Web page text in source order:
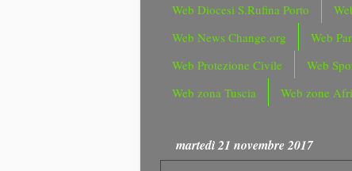
Web Diocesi S.Rufina Porto
Web News Change.org
Web
Web Protezione Civile
Web
Web zona Tuscia
Web zone
martedì 21 novembre 2017